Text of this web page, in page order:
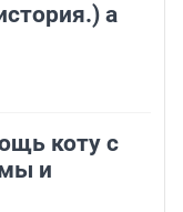
а
коту с
и